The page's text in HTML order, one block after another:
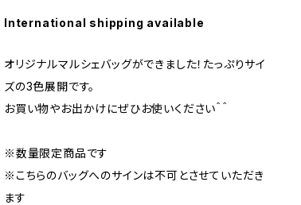
International shipping available
オリジナルマルシェバッグができました！たっぷりサイ
ズの3色展開です。
お買い物やお出かけにぜひお使いください＾＾
※数量限定商品です
※こちらのバッグへのサインは不可とさせていただき
ます